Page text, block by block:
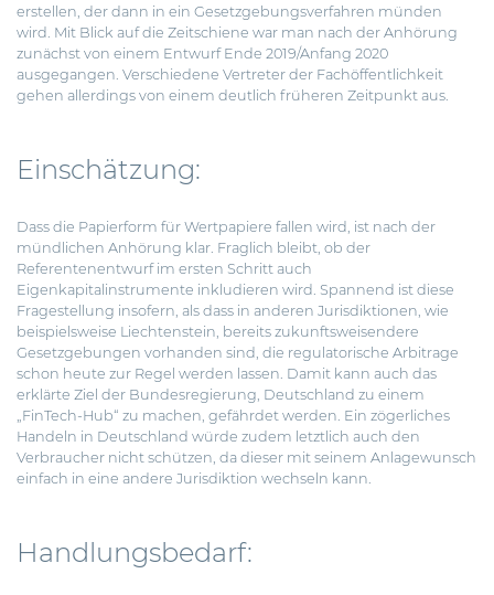
erstellen, der dann in ein Gesetzgebungsverfahren münden
wird. Mit Blick auf die Zeitschiene war man nach der Anhörung
zunächst von einem Entwurf Ende 2019/Anfang 2020
ausgegangen. Verschiedene Vertreter der Fachöffentlichkeit
gehen allerdings von einem deutlich früheren Zeitpunkt aus.
Einschätzung:
Dass die Papierform für Wertpapiere fallen wird, ist nach der
mündlichen Anhörung klar. Fraglich bleibt, ob der
Referentenentwurf im ersten Schritt auch
Eigenkapitalinstrumente inkludieren wird. Spannend ist diese
Fragestellung insofern, als dass in anderen Jurisdiktionen, wie
beispielsweise Liechtenstein, bereits zukunftsweisendere
Gesetzgebungen vorhanden sind, die regulatorische Arbitrage
schon heute zur Regel werden lassen. Damit kann auch das
erklärte Ziel der Bundesregierung, Deutschland zu einem
„FinTech-Hub“ zu machen, gefährdet werden. Ein zögerliches
Handeln in Deutschland würde zudem letztlich auch den
Verbraucher nicht schützen, da dieser mit seinem Anlagewunsch
einfach in eine andere Jurisdiktion wechseln kann.
Handlungsbedarf: